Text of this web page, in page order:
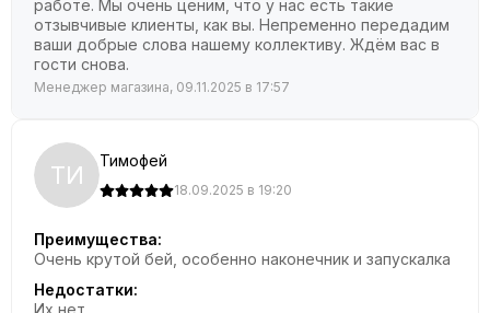
работе. Мы очень ценим, что у нас есть такие
отзывчивые клиенты, как вы. Непременно передадим
ваши добрые слова нашему коллективу. Ждём вас в
гости снова.
Менеджер магазина, 09.11.2025 в 17:57
ТИ Тимофей
18.09.2025 в 19:20
Преимущества:
Очень крутой бей, особенно наконечник и запускалка
Недостатки:
Их нет